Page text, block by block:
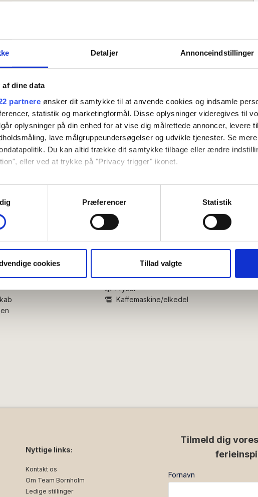
Detaljer Annonceindstillinger
dine data
partnere ønsker dit samtykke til at anvende cookies og indsamle
statistik og marketingformål. Disse oplysninger videregives til
oplysninger på din enhed for at vise dig målrettede annoncer, levere
lave målgruppeundersøgelser og udvikle tjenester. Se
Du kan altid trække dit samtykke tilbage eller ændre
eller ved at trykke på "Privacy trigger" ikonet.
vil vi også gerne:
præcise oplysninger om din placering, der kan være nøjagtig inden for få
på hele websitet.
til at tilpasse vores indhold og annoncer, til at vise dig funktioner til
også oplysninger om din brug af vores hjemmeside med vores
Præferencer Statistik
cookies Tillad valgte
egen terrasse til 4 personer
2 soveværelser med hver 2 senge,
stue- og opholdsrum med TV.
køleskab med lille frostboks, kaffemaskine og
terrasse med havemøbler.
i alt: Størrelse (m²):
2
wifi
Altan/terrasse
Fryser
Kaffemaskine/elkedel
Nyttige links:
Kontakt os
Om Team Bornholm
Ledige stillinger
Tilmeld dig
Fornavn